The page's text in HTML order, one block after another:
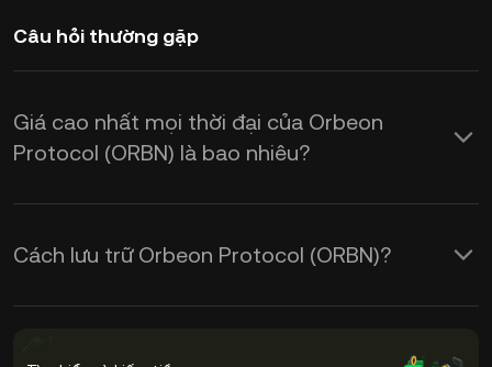
Câu hỏi thường gặp
Giá cao nhất mọi thời đại của Orbeon
Protocol (ORBN) là bao nhiêu?
Cách lưu trữ Orbeon Protocol (ORBN)?